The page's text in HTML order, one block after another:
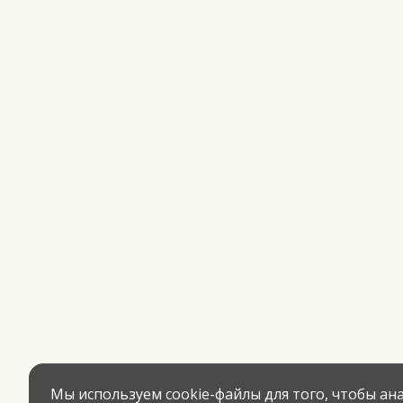
Мы используем cookie-файлы для того, чтобы